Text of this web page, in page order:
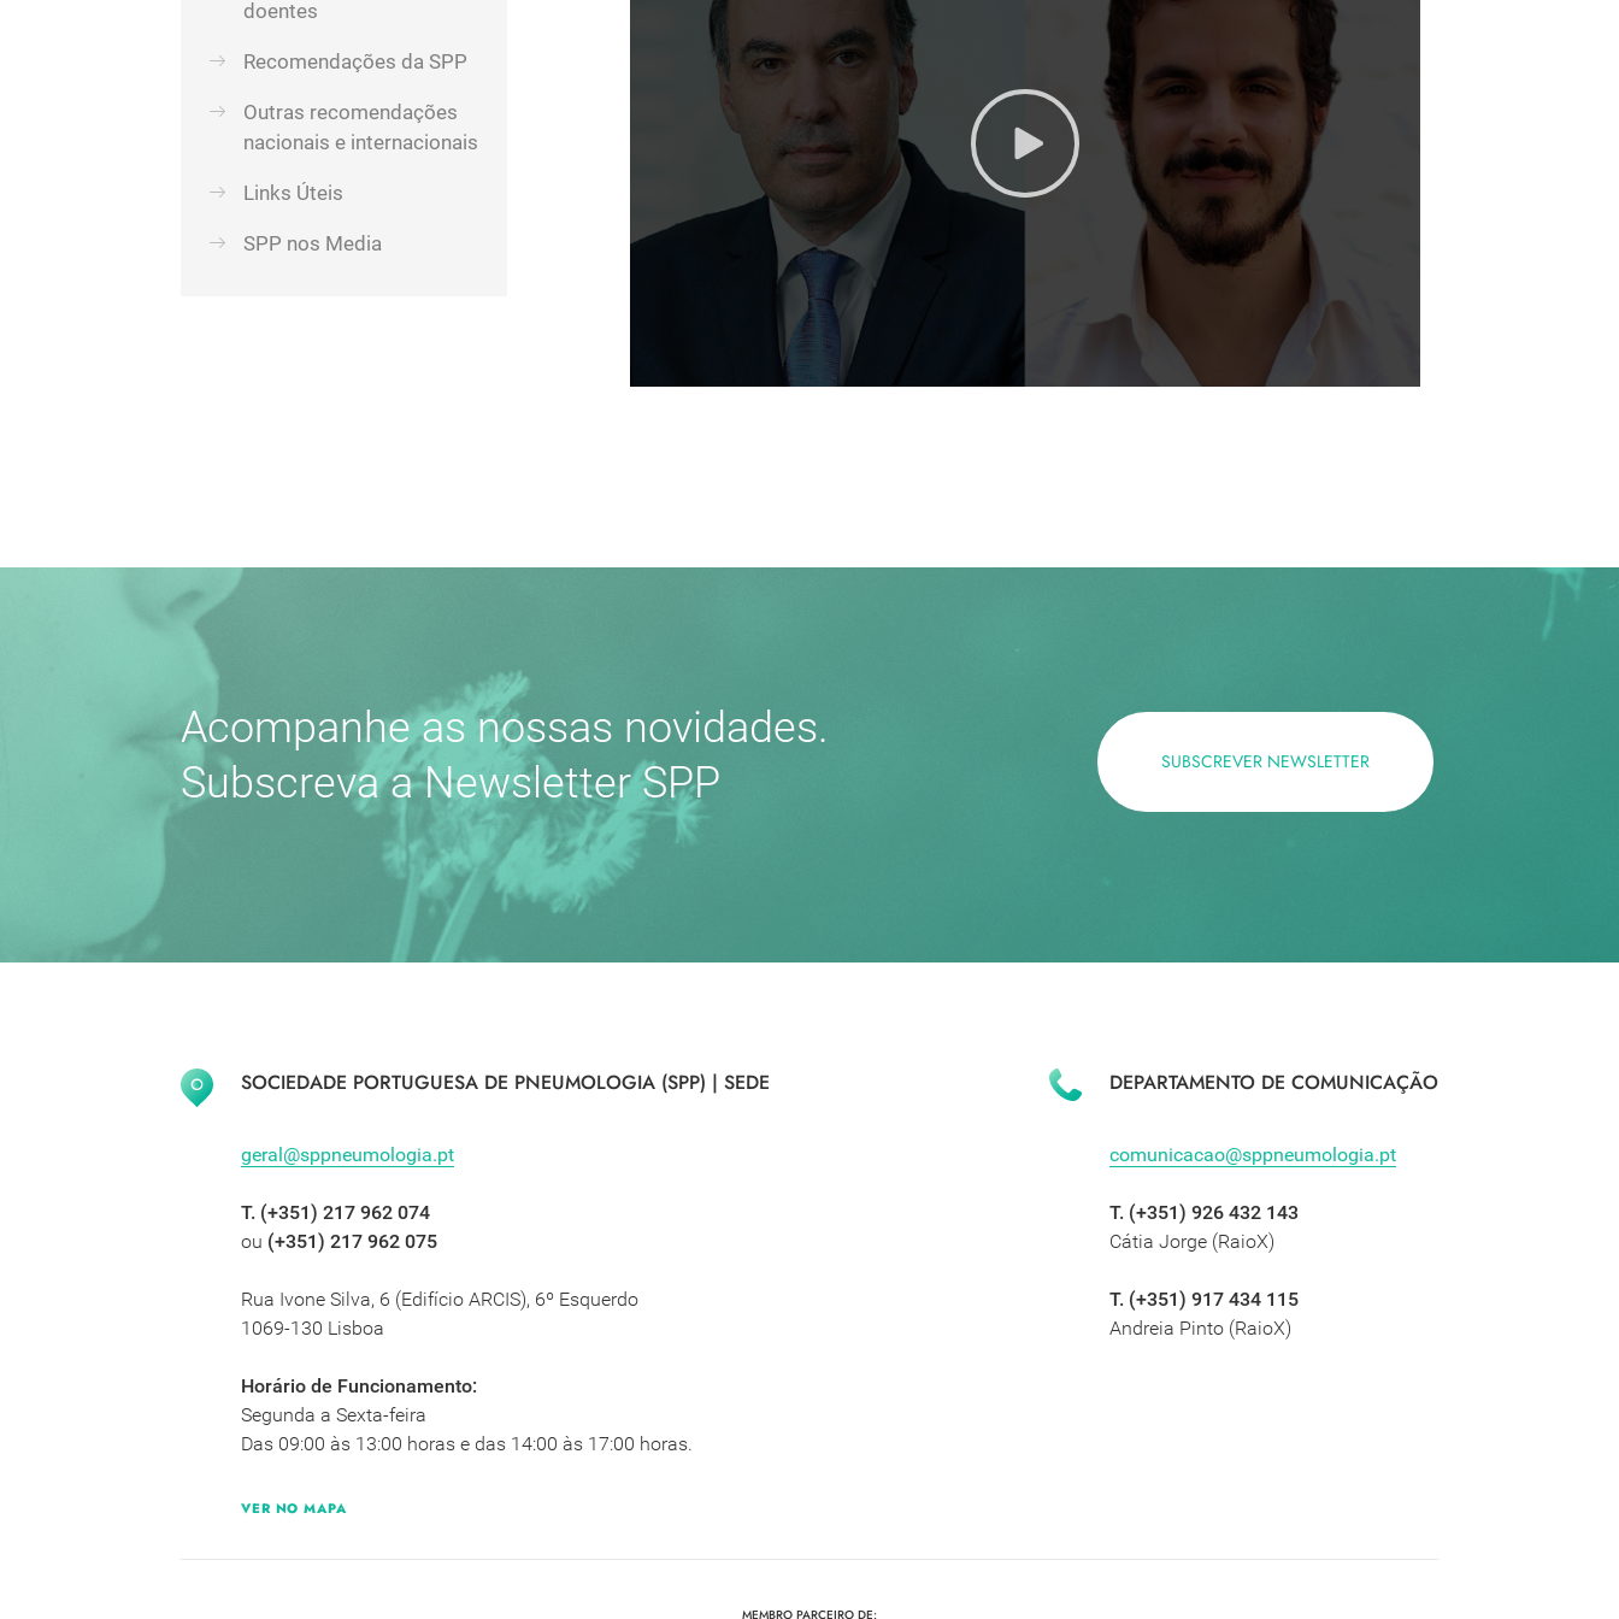
doentes
Recomendações da SPP
Outras recomendações
nacionais e internacionais
Links Úteis
SPP nos Media
Acompanhe as nossas novidades.
Subscreva a Newsletter SPP
SUBSCREVER NEWSLETTER
SOCIEDADE PORTUGUESA DE PNEUMOLOGIA (SPP) | SEDE
geral@sppneumologia.pt
T. (+351) 217 962 074
ou (+351) 217 962 075
Rua Ivone Silva, 6 (Edifício ARCIS), 6º Esquerdo
1069-130 Lisboa
Horário de Funcionamento:
Segunda a Sexta-feira
Das 09:00 às 13:00 horas e das 14:00 às 17:00 horas.
VER NO MAPA
DEPARTAMENTO DE COMUNICAÇÃO
comunicacao@sppneumologia.pt
T. (+351) 926 432 143
Cátia Jorge (RaioX)
T. (+351) 917 434 115
Andreia Pinto (RaioX)
MEMBRO PARCEIRO DE: